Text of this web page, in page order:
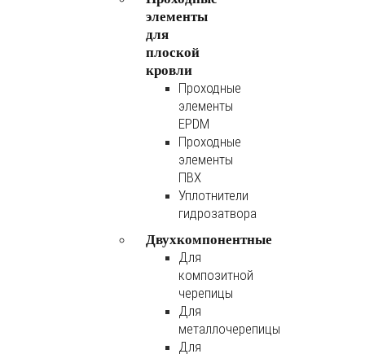
элементы
для
плоской
кровли
Проходные
элементы
EPDM
Проходные
элементы
ПВХ
Уплотнители
гидрозатвора
Двухкомпонентные
Для
композитной
черепицы
Для
металлочерепицы
Для